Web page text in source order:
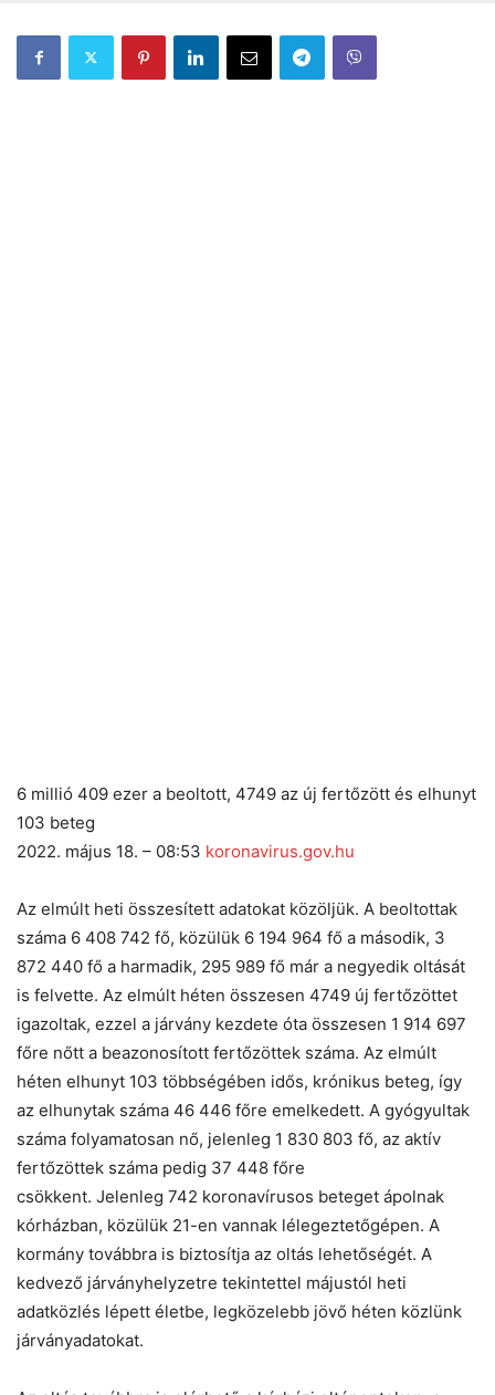
6 millió 409 ezer a beoltott, 4749 az új fertőzött és elhunyt
103 beteg
2022. május 18. – 08:53 koronavirus.gov.hu
Az elmúlt heti összesített adatokat közöljük. A beoltottak
száma 6 408 742 fő, közülük 6 194 964 fő a második, 3
872 440 fő a harmadik, 295 989 fő már a negyedik oltását
is felvette. Az elmúlt héten összesen 4749 új fertőzöttet
igazoltak, ezzel a járvány kezdete óta összesen 1 914 697
főre nőtt a beazonosított fertőzöttek száma. Az elmúlt
héten elhunyt 103 többségében idős, krónikus beteg, így
az elhunytak száma 46 446 főre emelkedett. A gyógyultak
száma folyamatosan nő, jelenleg 1 830 803 fő, az aktív
fertőzöttek száma pedig 37 448 főre
csökkent. Jelenleg 742 koronavírusos beteget ápolnak
kórházban, közülük 21-en vannak lélegeztetőgépen. A
kormány továbbra is biztosítja az oltás lehetőségét. A
kedvező járványhelyzetre tekintettel májustól heti
adatközlés lépett életbe, legközelebb jövő héten közlünk
járványadatokat.